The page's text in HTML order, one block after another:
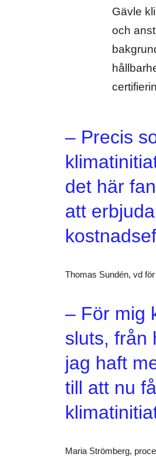
Gävle
och
– Precis
det här
att
Thomas Sundén, vd
– För mig
sluts, från
jag haft
till att nu
Maria Strömberg,